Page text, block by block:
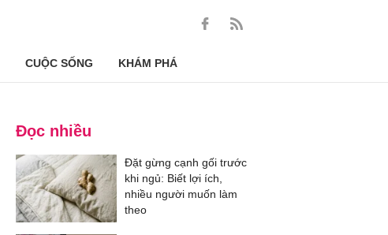
CUỘC SỐNG KHÁM PHÁ
Đọc nhiều
Đặt gừng cạnh gối trước
khi ngủ: Biết lợi ích,
nhiều người muốn làm
theo